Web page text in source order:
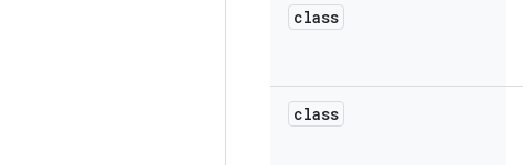
class
class